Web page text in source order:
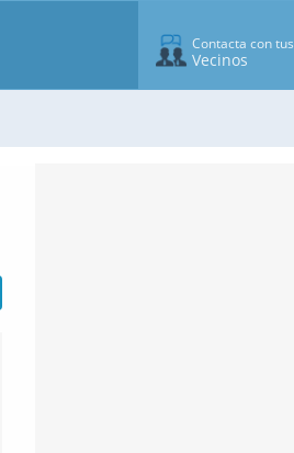
Contacta con tus
Vecinos